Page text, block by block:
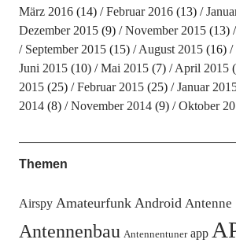
März 2016(14) Februar 2016(13)
Dezember 2015(9) November 2015(13)
September 2015(15) August 2015(16)
Juni 2015(10) Mai 2015(7) April 2015
2015(25) Februar 2015(25) Januar
2014(8) November 2014(9) Oktober
Themen
Airspy Amateurfunk Android Antenne
Antennenbau Antennentuner app